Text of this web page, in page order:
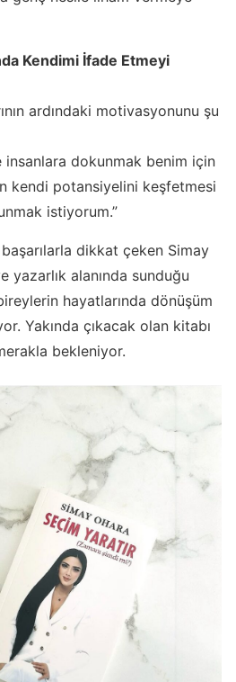
Kendimi İfade Etmeyi
ardındaki motivasyonunu şu
insanlara dokunmak benim için
kendi potansiyelini keşfetmesi
istiyorum.”
dikkat çeken Simay
yazarlık alanında sunduğu
hayatlarında dönüşüm
Yakında çıkacak olan kitabı
bekleniyor.